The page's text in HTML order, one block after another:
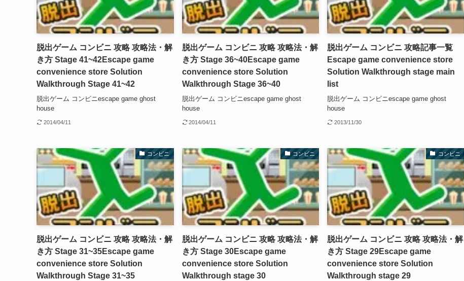
脱出ゲーム コンビニ 攻略 攻略法・解
き方 Stage 41~42Escape game
convenience store Solution
Walkthrough Stage 41~42
脱出ゲーム コンビニescape game ghost
house
2014/04/11
脱出ゲーム コンビニ 攻略 攻略法・解
き方 Stage 36~40Escape game
convenience store Solution
Walkthrough Stage 36~40
脱出ゲーム コンビニescape game ghost
house
2014/04/11
脱出ゲーム コンビニ 攻略記事一覧
Escape game convenience store
Solution Walkthrough stage main
list
脱出ゲーム コンビニescape game ghost
house
2013/11/30
コンビニ
脱出ゲーム コンビニ 攻略 攻略法・解
き方 Stage 31~35Escape game
convenience store Solution
Walkthrough Stage 31~35
コンビニ
脱出ゲーム コンビニ 攻略 攻略法・解
き方 Stage 30Escape game
convenience store Solution
Walkthrough stage 30
コンビニ
脱出ゲーム コンビニ 攻略 攻略法・解
き方 Stage 29Escape game
convenience store Solution
Walkthrough stage 29